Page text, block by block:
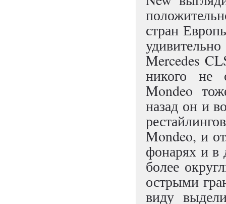
стран
Mercedes
никого не
Mondeo
назад он и
Mondeo, и
фонарях и в
более
острыми
виду